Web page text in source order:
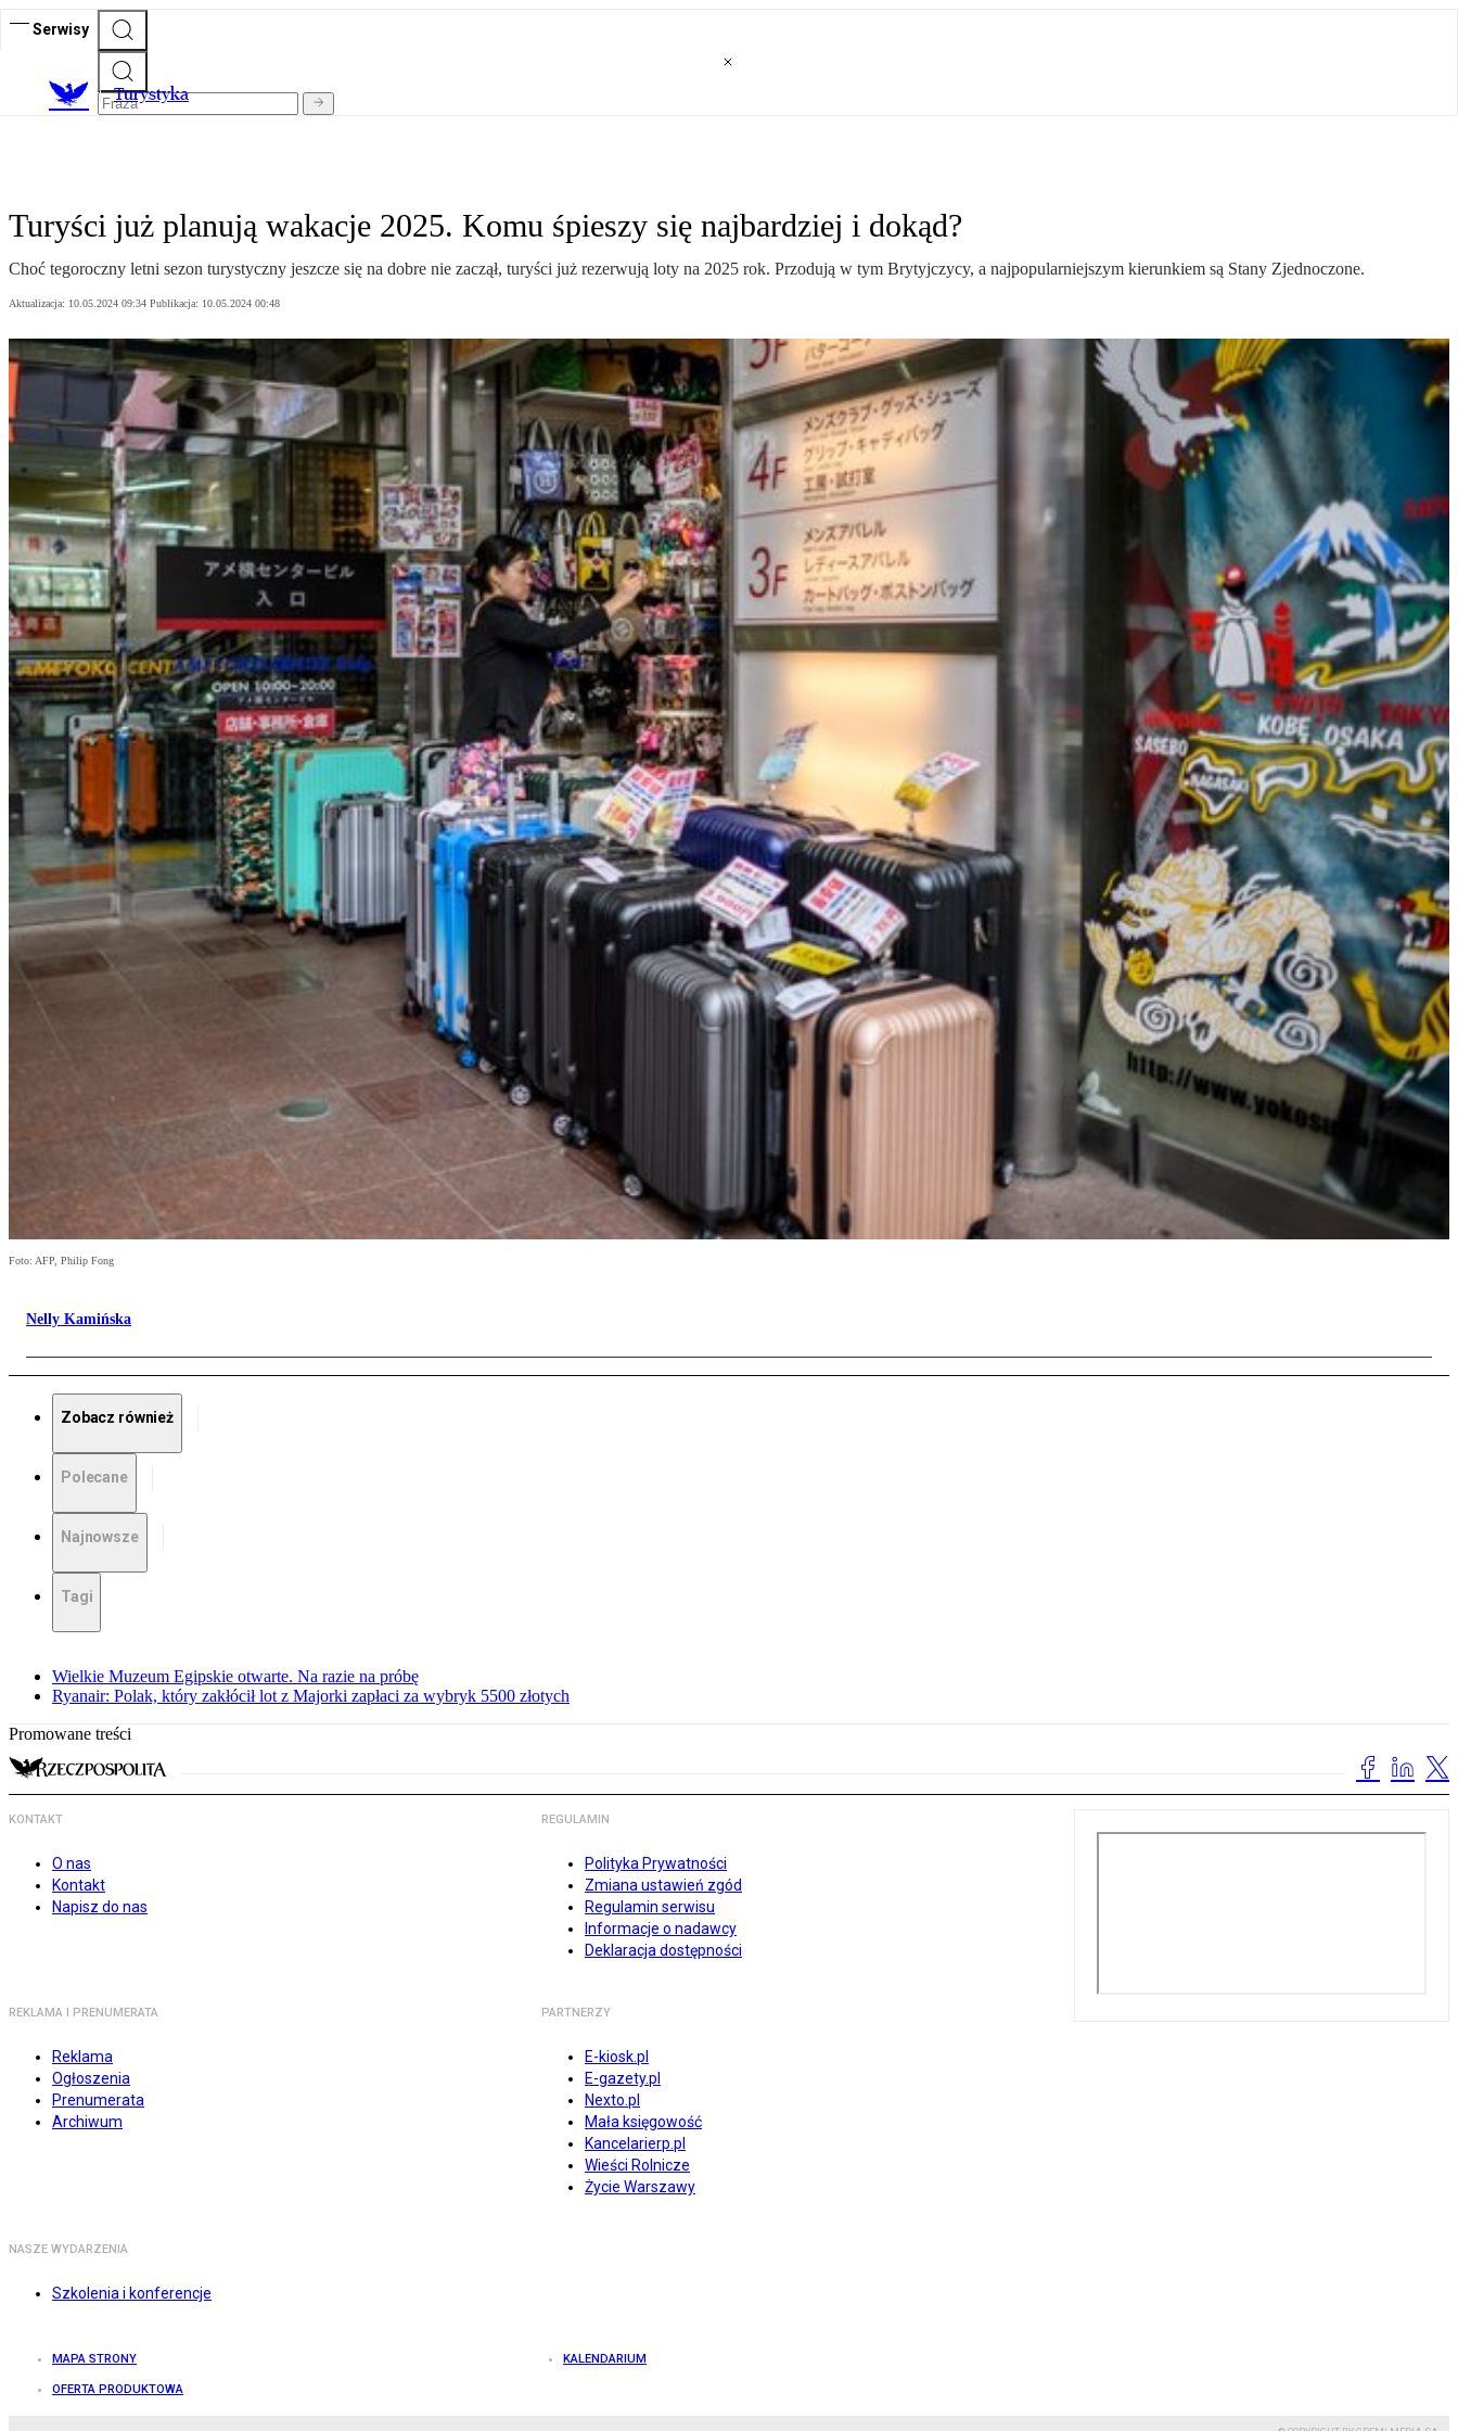
Serwisy
Turystyka
Turyści już planują wakacje 2025. Komu śpieszy się najbardziej i dokąd?
Choć tegoroczny letni sezon turystyczny jeszcze się na dobre nie zaczął, turyści już rezerwują loty na 2025 rok. Przodują w tym Brytyjczycy, a najpopularniejszym kierunkiem są Stany Zjednoczone.
Aktualizacja: 10.05.2024 09:34 Publikacja: 10.05.2024 00:48
Foto: AFP, Philip Fong
Nelly Kamińska
Zobacz również
Polecane
Najnowsze
Tagi
Wielkie Muzeum Egipskie otwarte. Na razie na próbę
Ryanair: Polak, który zakłócił lot z Majorki zapłaci za wybryk 5500 złotych
Promowane treści
KONTAKT
O nas
Kontakt
Napisz do nas
REGULAMIN
Polityka Prywatności
Zmiana ustawień zgód
Regulamin serwisu
Informacje o nadawcy
Deklaracja dostępności
REKLAMA I PRENUMERATA
Reklama
Ogłoszenia
Prenumerata
Archiwum
PARTNERZY
E-kiosk.pl
E-gazety.pl
Nexto.pl
Mała księgowość
Kancelarierp.pl
Wieści Rolnicze
Życie Warszawy
NASZE WYDARZENIA
Szkolenia i konferencje
MAPA STRONY KALENDARIUM
OFERTA PRODUKTOWA